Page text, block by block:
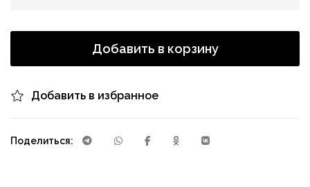
Добавить в корзину
Добавить в избранное
Поделиться: